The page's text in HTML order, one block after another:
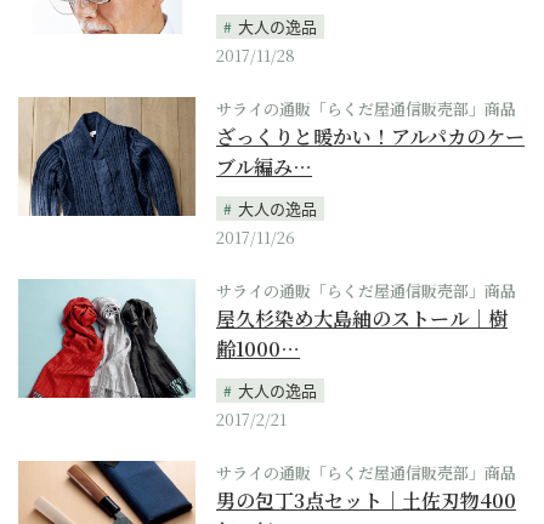
大人の逸品
2017/11/28
サライの通販「らくだ屋通信販売部」商品
ざっくりと暖かい！アルパカのケー
ブル編み…
大人の逸品
2017/11/26
サライの通販「らくだ屋通信販売部」商品
屋久杉染め大島紬のストール｜樹
齢1000…
大人の逸品
2017/2/21
サライの通販「らくだ屋通信販売部」商品
男の包丁3点セット｜土佐刃物400